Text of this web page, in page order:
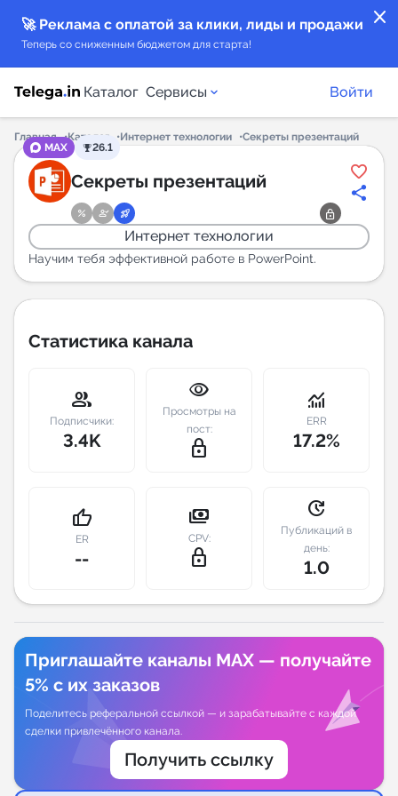
close
🚀 Реклама с оплатой за клики, лиды и продажи
Теперь со сниженным бюджетом для старта!
Каталог Сервисы
Каталог каналов
Каталог ботов
Горящие предложения
Индекс читаемости каналов в Telegram
New
Индивидуальное сопровождение
Войти
Главная Каталог Интернет технологии
Секреты презентаций
MAX
26.1
Секреты презентаций
Интернет технологии
Научим тебя эффективной работе в PowerPoint.
Статистика канала
group
Подписчики:
3.4K
visibility
Просмотры на
пост:
lock_outline
monitoring
ERR
17.2%
thumb_up
ER
--
payments
CPV:
lock_outline
update
Публикаций в
день:
1.0
Приглашайте каналы MAX — получайте
5% с их заказов
Поделитесь реферальной ссылкой — и зарабатывайте с каждой
сделки привлечённого канала.
Получить ссылку